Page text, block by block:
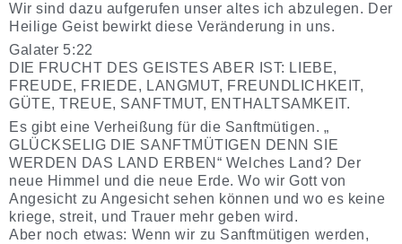
Wir sind dazu aufgerufen unser altes ich abzulegen. Der
Heilige Geist bewirkt diese Veränderung in uns.
Galater 5:22
DIE FRUCHT DES GEISTES ABER IST: LIEBE,
FREUDE, FRIEDE, LANGMUT, FREUNDLICHKEIT,
GÜTE, TREUE, SANFTMUT, ENTHALTSAMKEIT.
Es gibt eine Verheißung für die Sanftmütigen. „
GLÜCKSELIG DIE SANFTMÜTIGEN DENN SIE
WERDEN DAS LAND ERBEN“ Welches Land? Der
neue Himmel und die neue Erde. Wo wir Gott von
Angesicht zu Angesicht sehen können und wo es keine
kriege, streit, und Trauer mehr geben wird.
Aber noch etwas: Wenn wir zu Sanftmütigen werden,